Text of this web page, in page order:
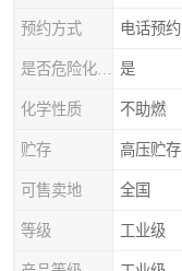
预约方式 电话预约
是
化学性质 不助燃
贮存 高压贮存
可售卖地 全国
等级 工业级